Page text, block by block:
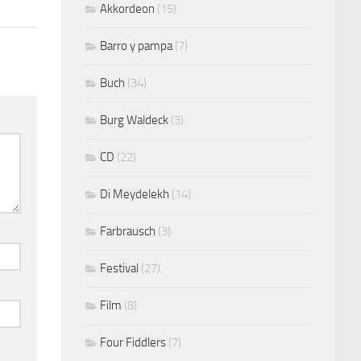
Akkordeon (15)
Barro y pampa (7)
Buch (34)
Burg Waldeck (3)
CD (22)
Di Meydelekh (14)
Farbrausch (3)
Festival (27)
Film (8)
Four Fiddlers (7)